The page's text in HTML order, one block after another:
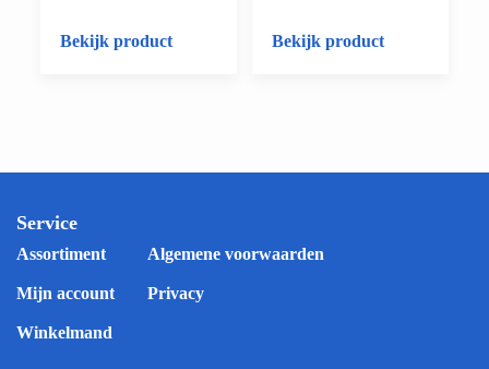
Bekijk product Bekijk product
Service
Assortiment
Mijn account
Winkelmand
Algemene voorwaarden
Privacy